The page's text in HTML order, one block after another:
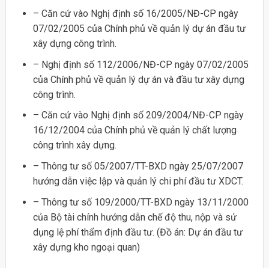
– Căn cứ vào Nghị định số 16/2005/NĐ-CP ngày
07/02/2005 của Chính phủ về quản lý dự án đầu tư
xây dựng công trình.
– Nghị định số 112/2006/NĐ-CP ngày 07/02/2005
của Chính phủ về quản lý dự án và đầu tư xây dựng
công trình.
– Căn cứ vào Nghị định số 209/2004/NĐ-CP ngày
16/12/2004 của Chính phủ về quản lý chất lượng
công trình xây dựng.
– Thông t­ư số 05/2007/TT-BXD ngày 25/07/2007
hư­ớng dẫn việc lập và quản lý chi phí đầu tư­ XDCT.
– Thông tư số 109/2000/TT-BXD ngày 13/11/2000
của Bộ tài chính hướng dẫn chế độ thu, nộp và sử
dụng lệ phí thẩm định đầu tư. (Đồ án: Dự án đầu tư
xây dựng kho ngoại quan)